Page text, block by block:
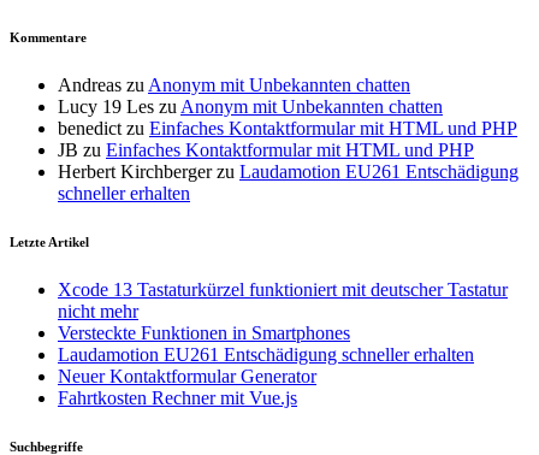
Kommentare
Andreas zu Anonym mit Unbekannten chatten
Lucy 19 Les zu Anonym mit Unbekannten chatten
benedict zu Einfaches Kontaktformular mit HTML und PHP
JB zu Einfaches Kontaktformular mit HTML und PHP
Herbert Kirchbergerzu Laudamotion EU261 Entschädigung
schneller erhalten
Letzte Artikel
Xcode 13 Tastaturkürzel funktioniert mit deutscher Tastatur
nicht mehr
Versteckte Funktionen in Smartphones
Laudamotion EU261 Entschädigung schneller erhalten
Neuer Kontaktformular Generator
Fahrtkosten Rechner mit Vue.js
Suchbegriffe